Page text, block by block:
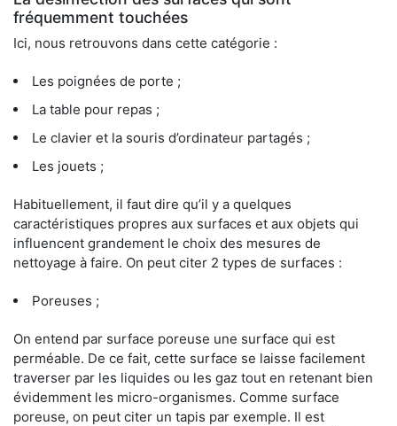
fréquemment touchées
Ici, nous retrouvons dans cette catégorie :
Les poignées de porte ;
La table pour repas ;
Le clavier et la souris d’ordinateur partagés ;
Les jouets ;
Habituellement, il faut dire qu’il y a quelques
caractéristiques propres aux surfaces et aux objets qui
influencent grandement le choix des mesures de
nettoyage à faire. On peut citer 2 types de surfaces :
Poreuses ;
On entend par surface poreuse une surface qui est
perméable. De ce fait, cette surface se laisse facilement
traverser par les liquides ou les gaz tout en retenant bien
évidemment les micro-organismes. Comme surface
poreuse, on peut citer un tapis par exemple. Il est